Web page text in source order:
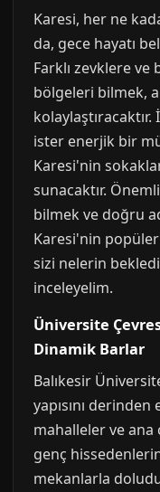
Karesi, her ne
da, gece hayatı
Farklı zevklere
bölgeleri bilmek,
ister enerjik bir
Karesi'nin
sunacaktır.
bilmek ve doğru
Karesi'nin
sizi nelerin
inceleyelim.
Üniversite
Dinamik Barlar
Balıkesir
yapısını
mahalleler ve ana
genç
mekanlarla